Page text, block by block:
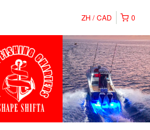
0
ZH CAD